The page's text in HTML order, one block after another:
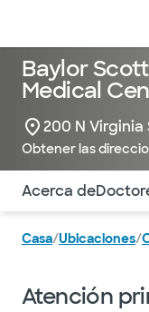
Baylor
Medical
200 N Virginia
Obtener las
Utilice esta
Acerca de
Casa/Ubicaciones/
Atención